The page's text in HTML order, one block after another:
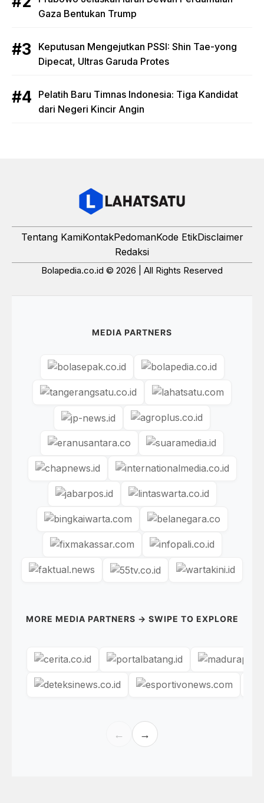
Gaza Bentukan Trump
Keputusan Mengejutkan PSSI: Shin Tae-yong
Dipecat, Ultras Garuda Protes
Pelatih Baru Timnas Indonesia: Tiga Kandidat
dari Negeri Kincir Angin
Tentang KamiKontakPedomanKode EtikDisclaimer
Redaksi
Bolapedia.co.id © 2026 | All Rights Reserved
MEDIA PARTNERS
MORE MEDIA PARTNERS → SWIPE TO EXPLORE
← →